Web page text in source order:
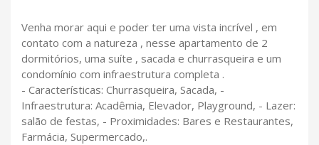
Venha morar aqui e poder ter uma vista incrível , em
contato com a natureza , nesse apartamento de 2
dormitórios, uma suíte , sacada e churrasqueira e um
condomínio com infraestrutura completa .
- Características: Churrasqueira, Sacada, -
Infraestrutura: Acadêmia, Elevador, Playground, - Lazer:
salão de festas, - Proximidades: Bares e Restaurantes,
Farmácia, Supermercado,.